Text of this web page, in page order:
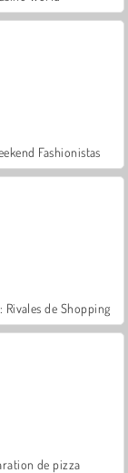
Fashionistas
Rivales de Shopping
de pizza